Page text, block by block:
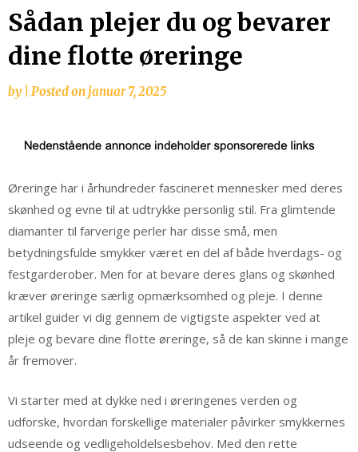
Sådan plejer du og bevarer
dine flotte øreringe
by Posted on januar 7, 2025
Øreringe har i århundreder fascineret mennesker med deres
skønhed og evne til at udtrykke personlig stil. Fra glimtende
diamanter til farverige perler har disse små, men
betydningsfulde smykker været en del af både hverdags- og
festgarderober. Men for at bevare deres glans og skønhed
kræver øreringe særlig opmærksomhed og pleje. I denne
artikel guider vi dig gennem de vigtigste aspekter ved at
pleje og bevare dine flotte øreringe, så de kan skinne i mange
år fremover.
Vi starter med at dykke ned i øreringenes verden og
udforske, hvordan forskellige materialer påvirker smykkernes
udseende og vedligeholdelsesbehov. Med den rette